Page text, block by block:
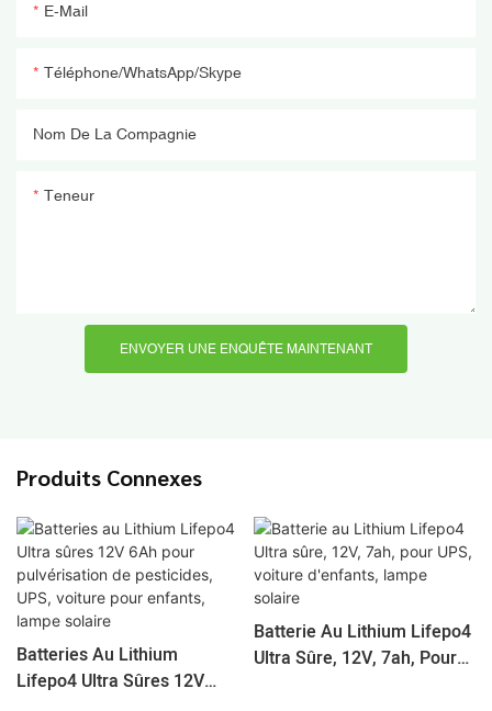
E-Mail
Téléphone/WhatsApp/Skype
Nom De La Compagnie
Teneur
ENVOYER UNE ENQUÊTE MAINTENANT
Produits Connexes
Batteries Au Lithium
Lifepo4 Ultra Sûres 12V
Batterie Au Lithium Lifepo4
Ultra Sûre, 12V, 7ah, Pour